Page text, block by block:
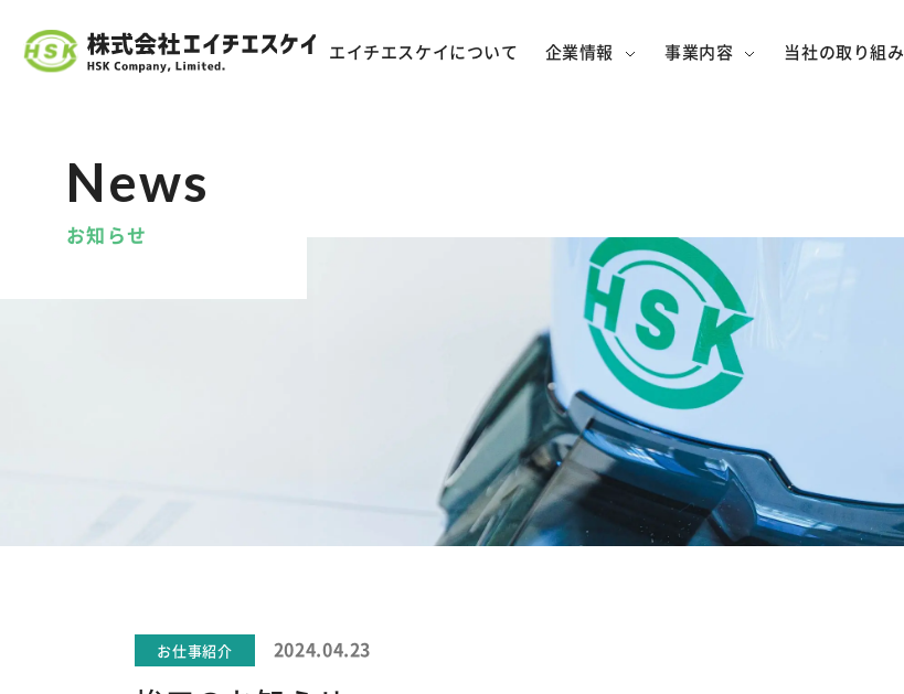
エイチエスケイについて 企業情報
企業情報
会社概要 事業所・アクセス
事業内容
事業内容
一般土木 メンテナンス
当社の取り組み
当社の取り組み
組織の取り組み
お知らせ
お仕事紹介 2024.04.23